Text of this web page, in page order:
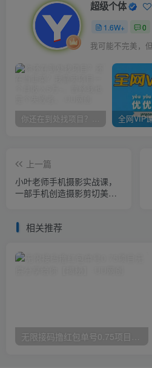
超级个体
1.6W+ 0
我可能不完美，
你还在到处找项目？还在当韭菜？我靠卖项目一个月收入5万+，曾经我也是个失败者。
上一篇
小叶老师手机摄影实战课，
一部手机创造摄影剪切美
相关推荐
无限接码撸红包单号0.75项目无偿分享给你【揭秘】